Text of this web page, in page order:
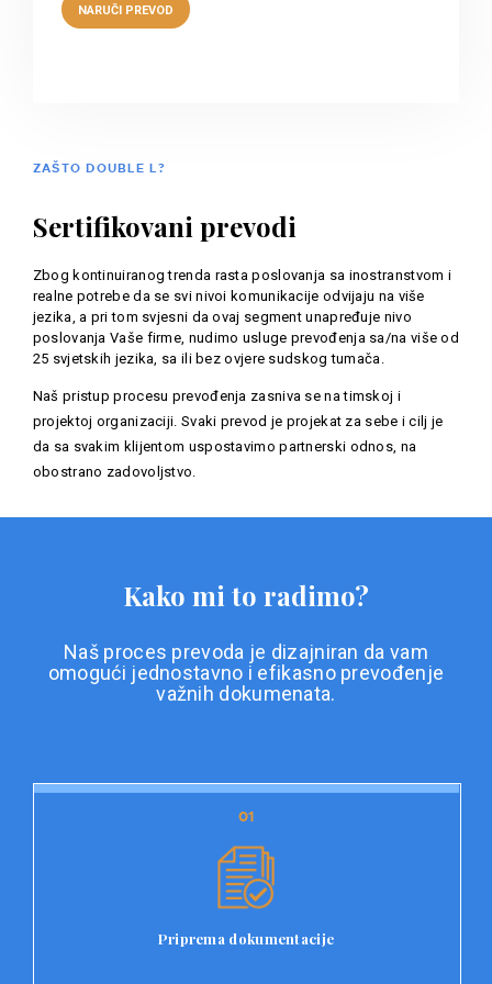
ZAŠTO DOUBLE L?
Sertifikovani prevodi
Zbog kontinuiranog trenda rasta poslovanja sa inostranstvom i
realne potrebe da se svi nivoi komunikacije odvijaju na više
jezika, a pri tom svjesni da ovaj segment unapređuje nivo
poslovanja Vaše firme, nudimo usluge prevođenja sa/na više od
25 svjetskih jezika, sa ili bez ovjere sudskog tumača.
Naš pristup procesu prevođenja zasniva se na timskoj i
projektoj organizaciji. Svaki prevod je projekat za sebe i cilj je
da sa svakim klijentom uspostavimo partnerski odnos, na
obostrano zadovoljstvo.
Kako mi to radimo?
Naš proces prevoda je dizajniran da vam
omogući jednostavno i efikasno prevođenje
važnih dokumenata.
01
Priprema dokumentacije
01
Prvi korak u našem procesu prevoda je priprema
dokumentacije. Korisnici jednostavno učitavaju svoje
dokumenta, kao i specifične zahtjeve za prevod.